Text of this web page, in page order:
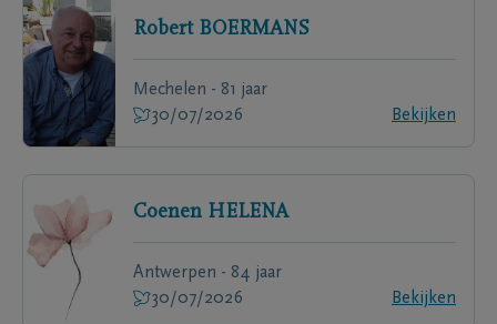
Robert BOERMANS
Mechelen - 81 jaar
30/07/2026
Bekijken
Coenen HELENA
Antwerpen - 84 jaar
30/07/2026
Bekijken